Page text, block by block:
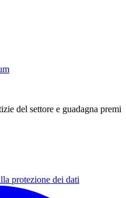
del settore e guadagna premi
protezione dei dati